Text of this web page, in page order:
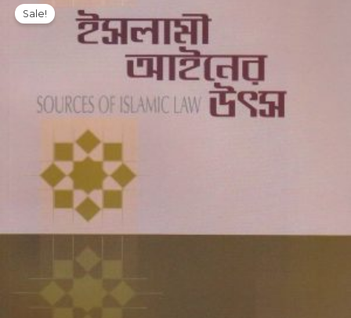
Sale!price
was:
400.00৳ .
is:
280.00৳ .